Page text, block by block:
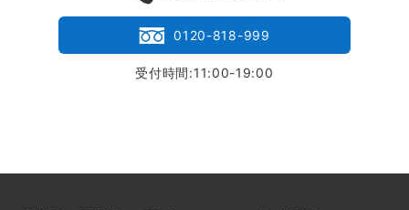
0120-818-999
受付時間:11:00-19:00